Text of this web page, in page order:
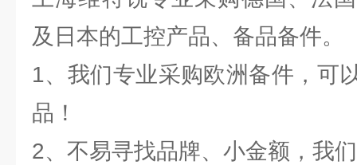
及日本的工控产品、备品备件。
1、我们专业采购欧洲备件，可
品！
2、不易寻找品牌、小金额，我